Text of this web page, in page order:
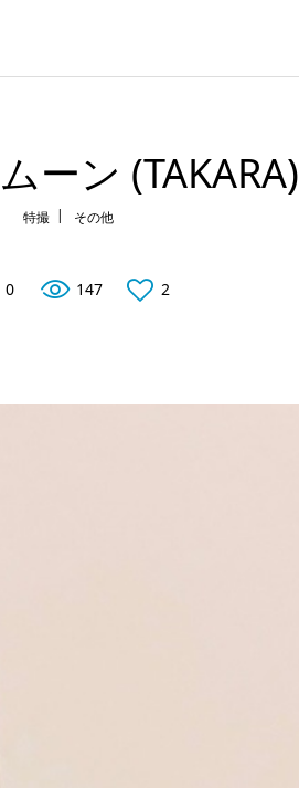
ーン (TAKARA)
特撮 その他
0 147 2